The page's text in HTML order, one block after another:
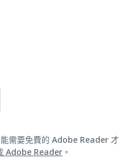
需要免費的 Adobe Reader 才
Adobe Reader 。